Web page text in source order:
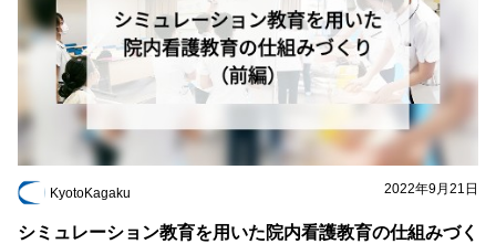
KyotoKagaku 2022年9月21日
シミュレーション教育を用いた院内看護教育の仕組みづく